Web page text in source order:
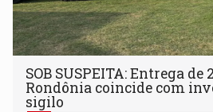
SOB SUSPEITA: Entrega
Rondônia coincide com
sigilo